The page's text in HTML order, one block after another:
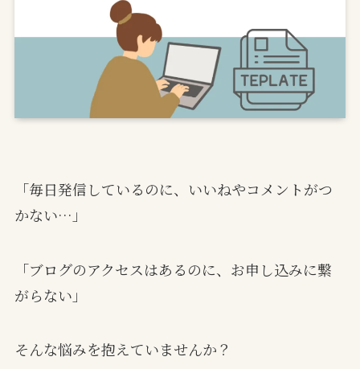
「毎日発信しているのに、いいねやコメントがつ
かない…」
「ブログのアクセスはあるのに、お申し込みに繋
がらない」
そんな悩みを抱えていませんか？